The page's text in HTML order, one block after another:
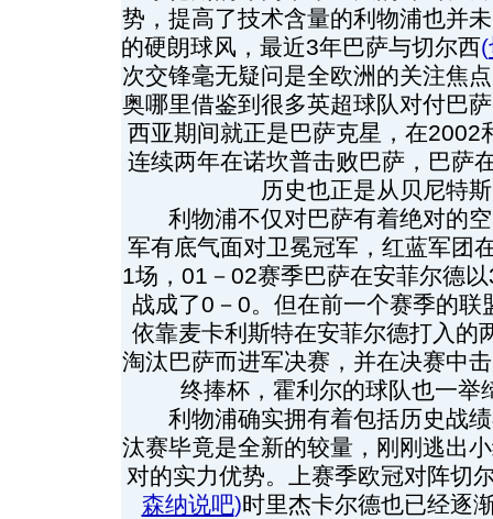
势，提高了技术含量的利物浦也并
的硬朗球风，最近3年巴萨与切尔西(
次交锋毫无疑问是全欧洲的关注焦
奥哪里借鉴到很多英超球队对付巴
西亚期间就正是巴萨克星，在2002
连续两年在诺坎普击败巴萨，巴萨
历史也正是从贝尼特
利物浦不仅对巴萨有着绝对的空
军有底气面对卫冕冠军，红蓝军团
1场，01－02赛季巴萨在安菲尔德
战成了0－0。但在前一个赛季的联
依靠麦卡利斯特在安菲尔德打入的
淘汰巴萨而进军决赛，并在决赛中
终捧杯，霍利尔的球队也一举
利物浦确实拥有着包括历史战绩
汰赛毕竟是全新的较量，刚刚逃出
对的实力优势。上赛季欧冠对阵切
森纳说吧)时里杰卡尔德也已经逐